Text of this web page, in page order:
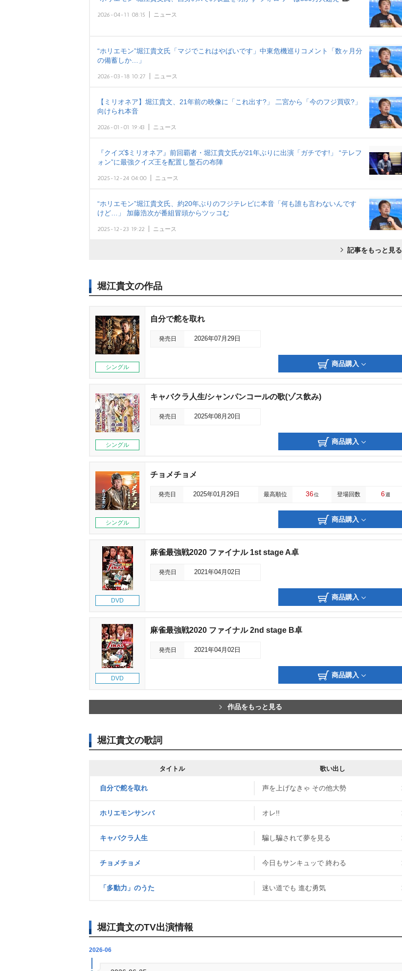
2026-04-11 08:15 ニュース
“ホリエモン”堀江貴文氏「マジでこれはやばいです」中東危機巡りコメント「数ヶ月分
の備蓄しか…」
2026-03-18 10:27 ニュース
【ミリオネア】堀江貴文、21年前の映像に「これ出す?」 二宮から「今のフジ買収?」
向けられ本音
2026-01-01 19:43 ニュース
『クイズ$ミリオネア』前回覇者・堀江貴文氏が21年ぶりに出演「ガチです!」 “テレフ
ォン”に最強クイズ王を配置し盤石の布陣
2025-12-24 04:00 ニュース
“ホリエモン”堀江貴文氏、約20年ぶりのフジテレビに本音「何も誰も言わないんです
けど…」 加藤浩次が番組冒頭からツッコむ
2025-12-23 19:22 ニュース
記事をもっと見る
堀江貴文の作品
シングル
自分で舵を取れ
発売日 2026年07月29日
商品購入
シングル
キャバクラ人生/シャンパンコールの歌(ゾス飲み)
発売日 2025年08月20日
商品購入
シングル
チョメチョメ
発売日 2025年01月29日 最高順位 36位 登場回数 6週
商品購入
DVD
麻雀最強戦2020 ファイナル 1st stage A卓
発売日 2021年04月02日
商品購入
DVD
麻雀最強戦2020 ファイナル 2nd stage B卓
発売日 2021年04月02日
商品購入
作品をもっと見る
堀江貴文の歌詞
タイトル 歌い出し
自分で舵を取れ 声を上げなきゃ その他大勢
ホリエモンサンバ オレ!!
キャバクラ人生 騙し騙されて夢を見る
チョメチョメ 今日もサンキュッで 終わる
「多動力」のうた 迷い道でも 進む勇気
堀江貴文のTV出演情報
2026-06